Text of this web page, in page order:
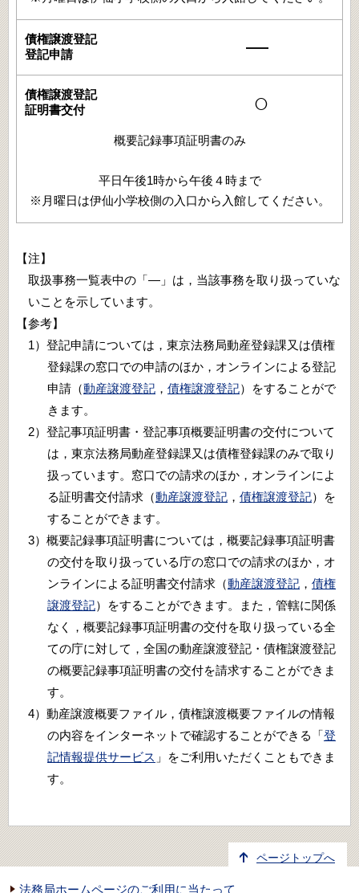
―
○
概要記録事項証明書のみ
平日午後1時から午後４時まで
※月曜日は伊仙小学校側の入口から入館してください。
【注】
取扱事務一覧表中の「―」は，当該事務を取り扱っていな
いことを示しています。
【参考】
1）登記申請については，東京法務局動産登録課又は債権
登録課の窓口での申請のほか，オンラインによる登記
申請（動産譲渡登記 ， 債権譲渡登記）をすることがで
きます。
2）登記事項証明書・登記事項概要証明書の交付について
は，東京法務局動産登録課又は債権登録課のみで取り
扱っています。窓口での請求のほか，オンラインによ
る証明書交付請求（動産譲渡登記 ， 債権譲渡登記）を
することができます。
3）概要記録事項証明書については，概要記録事項証明書
の交付を取り扱っている庁の窓口での請求のほか，オ
ンラインによる証明書交付請求（動産譲渡登記 ， 債権
譲渡登記）をすることができます。また，管轄に関係
なく，概要記録事項証明書の交付を取り扱っている全
ての庁に対して，全国の動産譲渡登記・債権譲渡登記
の概要記録事項証明書の交付を請求することができま
す。
4）動産譲渡概要ファイル，債権譲渡概要ファイルの情報
の内容をインターネットで確認することができる「登
記情報提供サービス 」をご利用いただくこともできま
す。
ページトップへ
法務局ホームページのご利用に当たって